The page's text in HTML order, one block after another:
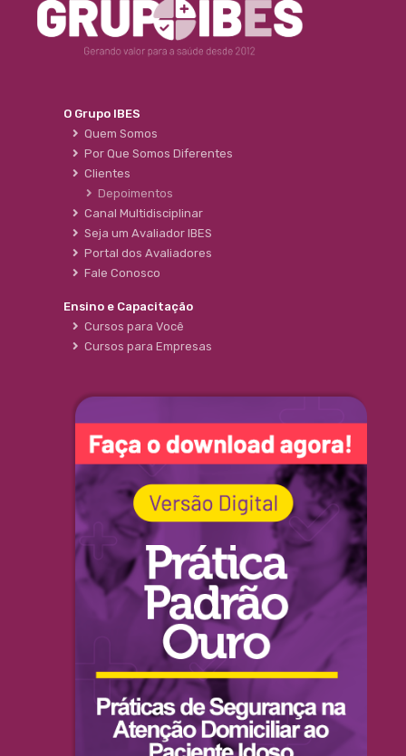
O Grupo IBES
Quem Somos
Por Que Somos Diferentes
Clientes
Depoimentos
Canal Multidisciplinar
Seja um Avaliador IBES
Portal dos Avaliadores
Fale Conosco
Ensino e Capacitação
Cursos para Você
Cursos para Empresas